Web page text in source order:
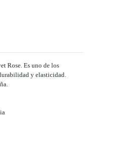
Rose. Es uno de los
y elasticidad.